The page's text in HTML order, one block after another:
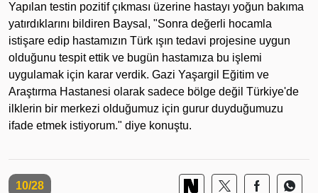
Yapılan testin pozitif çıkması üzerine hastayı yoğun bakıma
yatırdıklarını bildiren Baysal, "Sonra değerli hocamla
istişare edip hastamızın Türk ışın tedavi projesine uygun
olduğunu tespit ettik ve bugün hastamıza bu işlemi
uygulamak için karar verdik. Gazi Yaşargil Eğitim ve
Araştırma Hastanesi olarak sadece bölge değil Türkiye'de
ilklerin bir merkezi olduğumuz için gurur duyduğumuzu
ifade etmek istiyorum." diye konuştu.
10/28